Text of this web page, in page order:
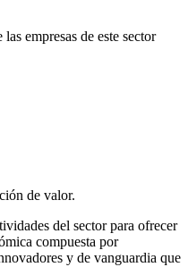
empresas de este sector
de valor.
del sector para ofrecer
compuesta por
y de vanguardia que